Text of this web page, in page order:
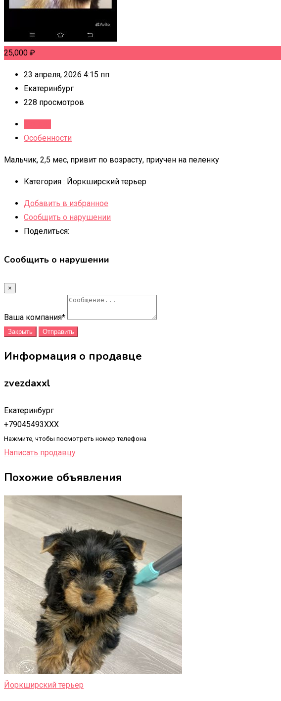
25,000 ₽
23 апреля, 2026 4:15 пп
Екатеринбург
228 просмотров
Особенности
Мальчик, 2,5 мес, привит по возрасту, приучен на пеленку
Категория : Йоркширский терьер
Добавить в избранное
Сообщить о нарушении
Поделиться:
Сообщить о нарушении
×
Ваша компания*
Закрыть Отправить
Информация о продавце
zvezdaxxl
Екатеринбург
+79045493XXX
Нажмите, чтобы посмотреть номер телефона
Написать продавцу
Похожие объявления
Йоркширский терьер